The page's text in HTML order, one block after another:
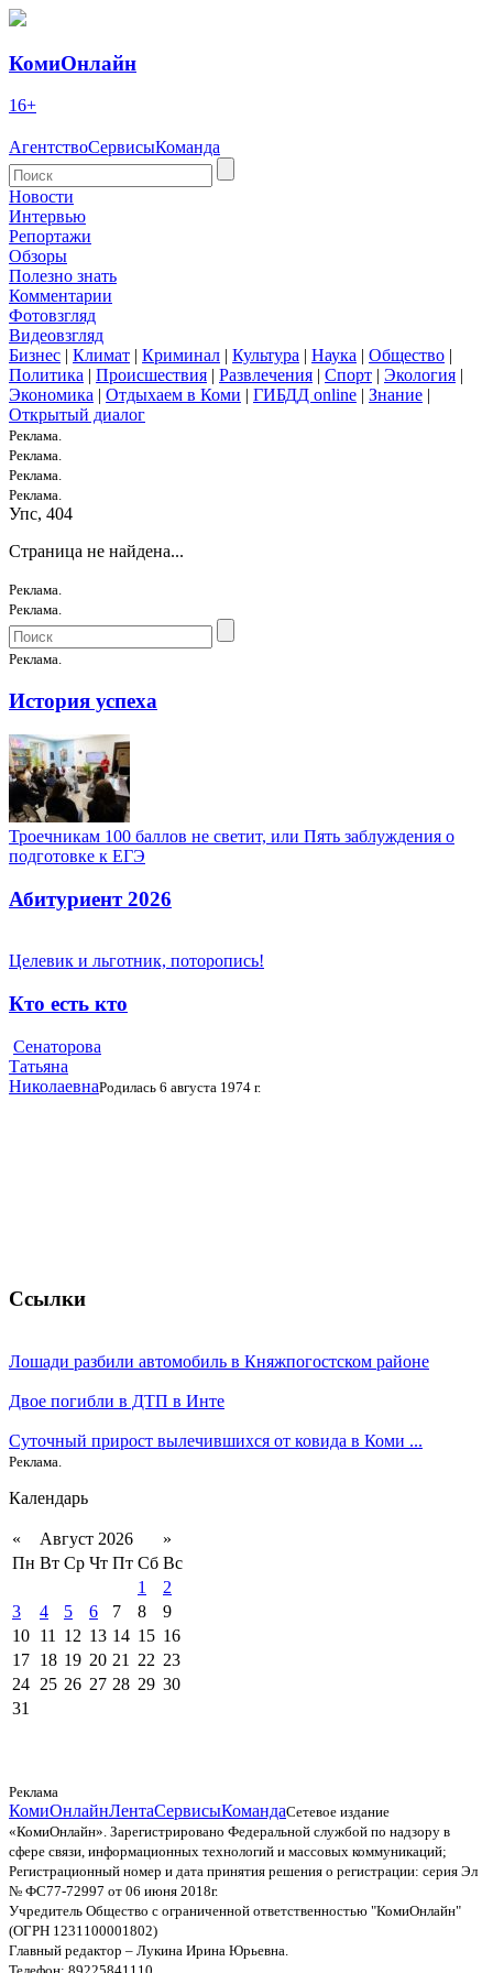
КомиОнлайн
16+
АгентствоСервисыКоманда
Новости
Интервью
Репортажи
Обзоры
Полезно знать
Комментарии
Фотовзгляд
Видеовзгляд
Бизнес | Климат | Криминал | Культура | Наука | Общество |
Политика | Происшествия | Развлечения | Спорт | Экология |
Экономика | Отдыхаем в Коми | ГИБДД online | Знание |
Открытый диалог
Реклама.
Реклама.
Реклама.
Реклама.
Упс, 404
Страница не найдена...
Реклама.
Реклама.
Реклама.
История успеха
Троечникам 100 баллов не светит, или Пять заблуждения о
подготовке к ЕГЭ
Абитуриент 2026
Целевик и льготник, поторопись!
Кто есть кто
Сенаторова
Татьяна
НиколаевнаРодилась 6 августа 1974 г.
Ссылки
Лошади разбили автомобиль в Княжпогостском районе
Двое погибли в ДТП в Инте
Суточный прирост вылечившихся от ковида в Коми ...
Реклама.
Календарь
« Август 2026
»
Пн Вт Ср Чт Пт Сб Вс
1
2
3
4 5 6 7 8
9
10 11 12 13 14 15 16
17 18 19 20 21 22 23
24 25 26 27 28 29 30
31
Реклама
КомиОнлайнЛентаСервисыКомандаСетевое издание
«КомиОнлайн». Зарегистрировано Федеральной службой по надзору в
сфере связи, информационных технологий и массовых коммуникаций;
Регистрационный номер и дата принятия решения о регистрации: серия Эл
№ ФС77-72997 от 06 июня 2018г.
Учредитель Общество с ограниченной ответственностью "КомиОнлайн"
(ОГРН 1231100001802)
Главный редактор – Лукина Ирина Юрьевна.